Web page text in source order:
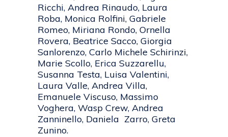
Ricchi, Andrea Rinaudo, Laura
Roba, Monica Rolfini, Gabriele
Romeo, Miriana Rondo, Ornella
Rovera, Beatrice Sacco, Giorgia
Sanlorenzo, Carlo Michele Schirinzi,
Marie Scollo, Erica Suzzarellu,
Susanna Testa, Luisa Valentini,
Laura Valle, Andrea Villa,
Emanuele Viscuso, Massimo
Voghera, Wasp Crew, Andrea
Zanninello, Daniela Zarro, Greta
Zunino.